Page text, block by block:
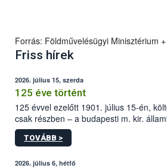
Forrás: Földművelésügyi Minisztérium
Friss hírek
2026. július 15, szerda
125 éve történt
125 évvel ezelőtt 1901. július 15-én,
csak részben – a budapesti m. kir.
állomás a Kis Rókus utca 15. szám
tervezett új épületébe.
TOVÁBB >
2026. július 6, hétfő